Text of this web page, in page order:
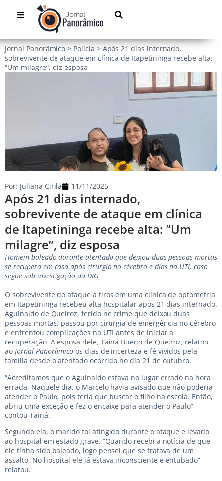
Jornal Panorâmico > Polícia > Após 21 dias internado,
sobrevivente de ataque em clínica de Itapetininga recebe alta:
“Um milagre”, diz esposa
Após 21 dias internado,
sobrevivente de ataque em clínica
de Itapetininga recebe alta: “Um
milagre”, diz esposa
Por: Juliana Cirila 11/11/2025
Homem baleado durante atentado que deixou duas pessoas mortas
se recupera em casa após cirurgia no cérebro e dias na UTI; caso
segue sob investigação da DIG
O sobrevivente do ataque a tiros em uma clínica de optometria
em Itapetininga recebeu alta hospitalar após 21 dias internado.
Aguinaldo de Queiroz, ferido no crime que deixou duas
pessoas mortas, passou por cirurgia de emergência no cérebro
e enfrentou complicações na UTI antes de iniciar a
recuperação. A esposa dele, Tainá Bueno de Queiroz, relatou
ao Jornal Panorâmico os dias de incerteza e fé vividos pela
família desde o atentado ocorrido no dia 21 de outubro.
“Acreditamos que o Aguinaldo estava no lugar errado na hora
errada. Naquele dia, o Marcelo havia avisado que não poderia
atender o Paulo, pois teria que buscar o filho na escola. Então,
abriu uma exceção e fez o encaixe para atender o Paulo”,
contou Tainá.
Segundo ela, o marido foi atingido durante o ataque e levado
ao hospital em estado grave. “Quando recebi a notícia de que
ele tinha sido baleado, logo pensei que se tratava de um
assalto. No hospital ele já estava inconsciente e entubado”,
relatou.